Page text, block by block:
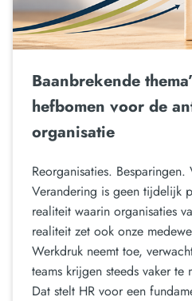
Baanbrekende
hefbomen voor de
organisatie
Reorganisaties.
Verandering is geen tijdelijk
realiteit waarin organisaties
realiteit zet ook onze
Werkdruk neemt toe,
teams krijgen steeds vaker te
Dat stelt HR voor een